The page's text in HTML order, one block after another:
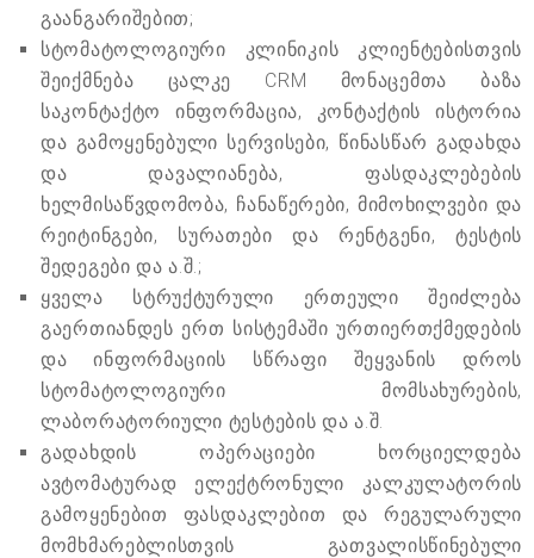
გაანგარიშებით;
სტომატოლოგიური კლინიკის კლიენტებისთვის
შეიქმნება ცალკე CRM მონაცემთა ბაზა
საკონტაქტო ინფორმაცია, კონტაქტის ისტორია
და გამოყენებული სერვისები, წინასწარ გადახდა
და დავალიანება, ფასდაკლებების
ხელმისაწვდომობა, ჩანაწერები, მიმოხილვები და
რეიტინგები, სურათები და რენტგენი, ტესტის
შედეგები და ა.შ.;
ყველა სტრუქტურული ერთეული შეიძლება
გაერთიანდეს ერთ სისტემაში ურთიერთქმედების
და ინფორმაციის სწრაფი შეყვანის დროს
სტომატოლოგიური მომსახურების,
ლაბორატორიული ტესტების და ა.შ.
გადახდის ოპერაციები ხორციელდება
ავტომატურად ელექტრონული კალკულატორის
გამოყენებით ფასდაკლებით და რეგულარული
მომხმარებლისთვის გათვალისწინებული